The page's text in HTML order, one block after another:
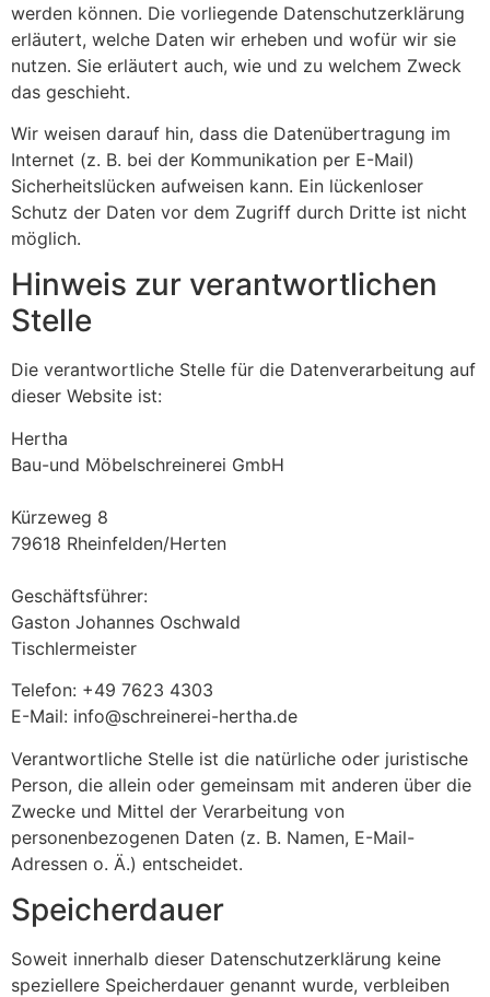
werden können. Die vorliegende Datenschutzerklärung
erläutert, welche Daten wir erheben und wofür wir sie
nutzen. Sie erläutert auch, wie und zu welchem Zweck
das geschieht.
Wir weisen darauf hin, dass die Datenübertragung im
Internet (z. B. bei der Kommunikation per E-Mail)
Sicherheitslücken aufweisen kann. Ein lückenloser
Schutz der Daten vor dem Zugriff durch Dritte ist nicht
möglich.
Hinweis zur verantwortlichen
Stelle
Die verantwortliche Stelle für die Datenverarbeitung auf
dieser Website ist:
Hertha
Bau-und Möbelschreinerei GmbH
Kürzeweg 8
79618 Rheinfelden/Herten
Geschäftsführer:
Gaston Johannes Oschwald
Tischlermeister
Telefon: +49 7623 4303
E-Mail: info@schreinerei-hertha.de
Verantwortliche Stelle ist die natürliche oder juristische
Person, die allein oder gemeinsam mit anderen über die
Zwecke und Mittel der Verarbeitung von
personenbezogenen Daten (z. B. Namen, E-Mail-
Adressen o. Ä.) entscheidet.
Speicherdauer
Soweit innerhalb dieser Datenschutzerklärung keine
speziellere Speicherdauer genannt wurde, verbleiben